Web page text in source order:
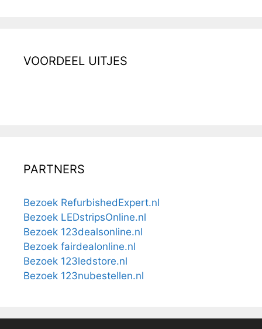
VOORDEEL UITJES
PARTNERS
Bezoek RefurbishedExpert.nl
Bezoek LEDstripsOnline.nl
Bezoek 123dealsonline.nl
Bezoek fairdealonline.nl
Bezoek 123ledstore.nl
Bezoek 123nubestellen.nl